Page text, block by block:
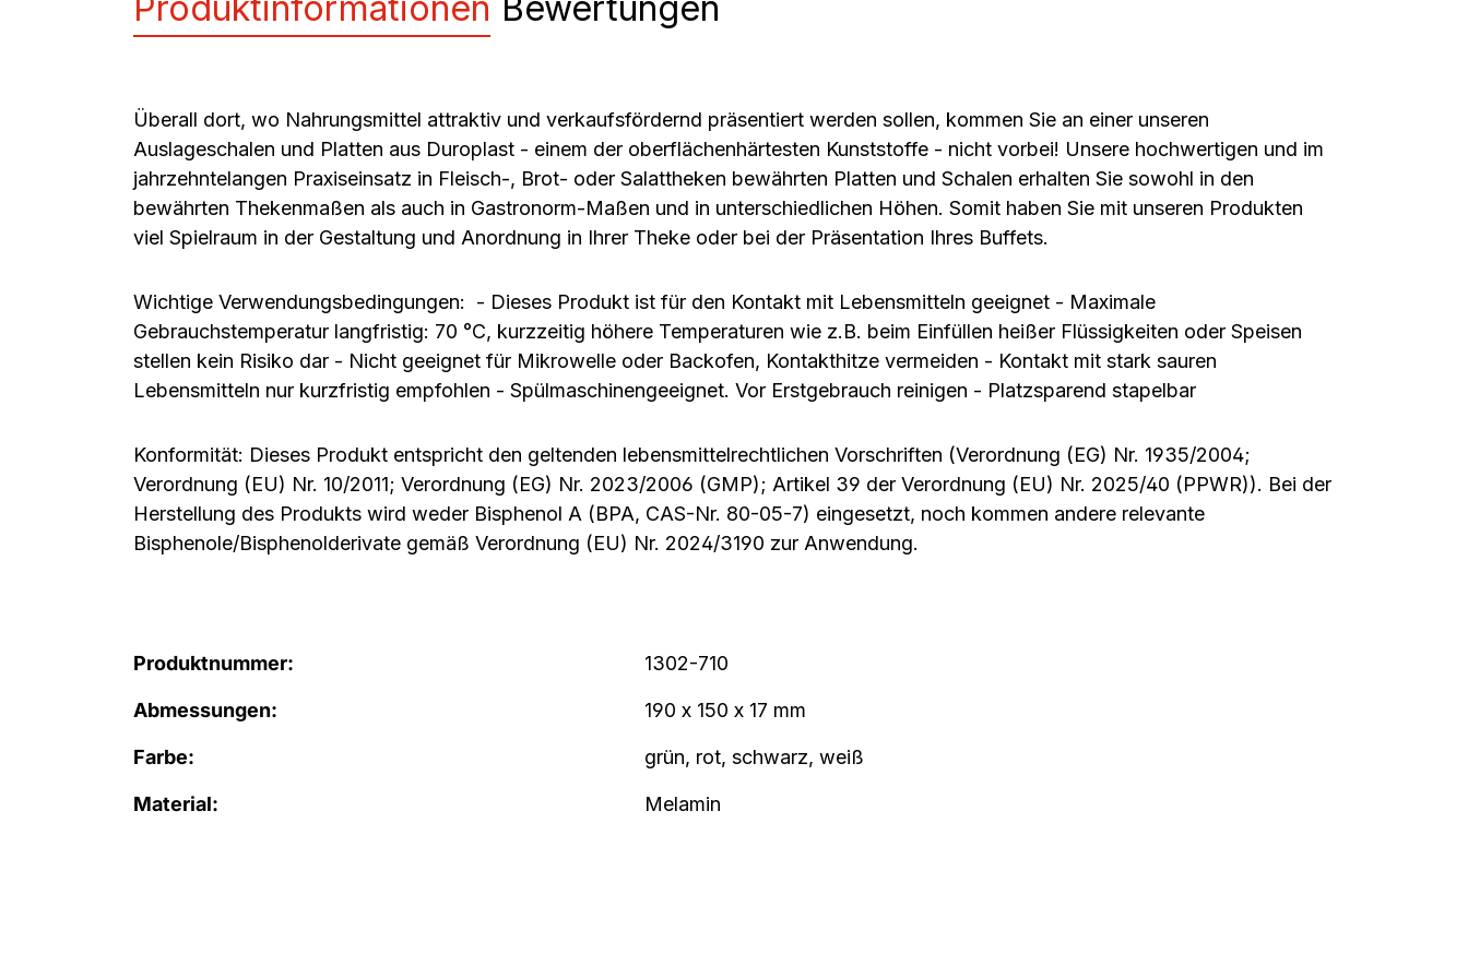
Überall dort, wo Nahrungsmittel attraktiv und verkaufsfördernd präsentiert werden sollen, kommen Sie an einer unseren
Auslageschalen und Platten aus Duroplast - einem der oberflächenhärtesten Kunststoffe - nicht vorbei! Unsere hochwertigen und im
jahrzehntelangen Praxiseinsatz in Fleisch-, Brot- oder Salattheken bewährten Platten und Schalen erhalten Sie sowohl in den
bewährten Thekenmaßen als auch in Gastronorm-Maßen und in unterschiedlichen Höhen. Somit haben Sie mit unseren Produkten
viel Spielraum in der Gestaltung und Anordnung in Ihrer Theke oder bei der Präsentation Ihres Buffets.
Wichtige Verwendungsbedingungen: - Dieses Produkt ist für den Kontakt mit Lebensmitteln geeignet - Maximale
Gebrauchstemperatur langfristig: 70 °C, kurzzeitig höhere Temperaturen wie z.B. beim Einfüllen heißer Flüssigkeiten oder Speisen
stellen kein Risiko dar - Nicht geeignet für Mikrowelle oder Backofen, Kontakthitze vermeiden - Kontakt mit stark sauren
Lebensmitteln nur kurzfristig empfohlen - Spülmaschinengeeignet. Vor Erstgebrauch reinigen - Platzsparend stapelbar
Konformität: Dieses Produkt entspricht den geltenden lebensmittelrechtlichen Vorschriften (Verordnung (EG) Nr. 1935/2004;
Verordnung (EU) Nr. 10/2011; Verordnung (EG) Nr. 2023/2006 (GMP); Artikel 39 der Verordnung (EU) Nr. 2025/40 (PPWR)). Bei der
Herstellung des Produkts wird weder Bisphenol A (BPA, CAS-Nr. 80-05-7) eingesetzt, noch kommen andere relevante
Bisphenole/Bisphenolderivate gemäß Verordnung (EU) Nr. 2024/3190 zur Anwendung.
Produktnummer: 1302-710
Abmessungen: 190 x 150 x 17 mm
Farbe: grün, rot, schwarz, weiß
Material: Melamin